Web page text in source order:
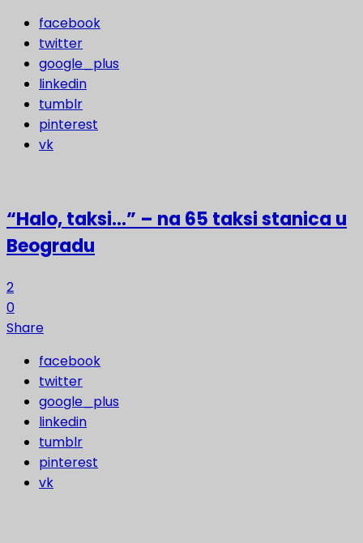
facebook
twitter
google_plus
linkedin
tumblr
pinterest
vk
“Halo, taksi…” – na 65 taksi stanica u
Beogradu
2
0
Share
facebook
twitter
google_plus
linkedin
tumblr
pinterest
vk